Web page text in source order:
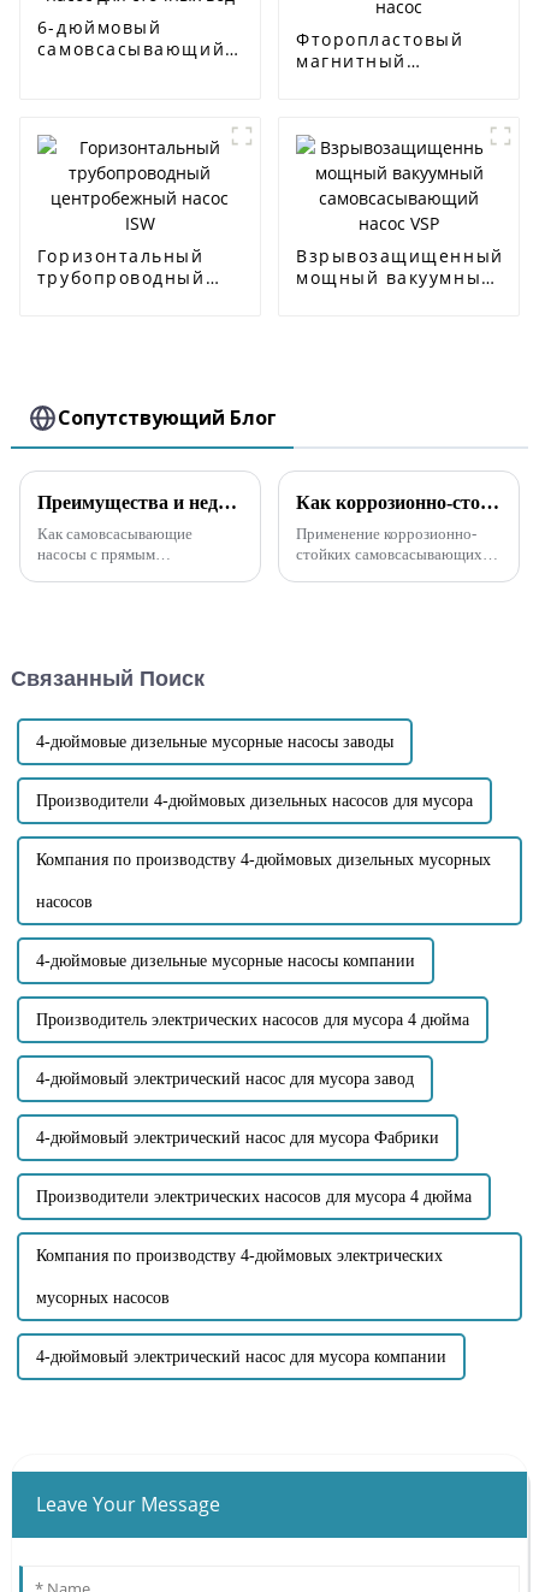
6-дюймовый
самовсасывающий
Фторопластовый
магнитный
Горизонтальный
трубопроводный
Взрывозащищенный
мощный вакуумный
Сопутствующий Блог
Преимущества и недостатки самовсасывающих насосов прямого и раздельного типа
Как самовсасывающие
насосы с прямым
самовсасывающего насоса с
включают: Компактная
конструкция...
Как коррозионно-стойкий самовсасывающий насос применяется для пестицидов?
Применение коррозионно-
стойких самовсасывающих
Связанный Поиск
4-дюймовые дизельные мусорные насосы заводы
Производители 4-дюймовых дизельных насосов для мусора
Компания по производству 4-дюймовых дизельных мусорных
насосов
4-дюймовые дизельные мусорные насосы компании
Производитель электрических насосов для мусора 4 дюйма
4-дюймовый электрический насос для мусора завод
4-дюймовый электрический насос для мусора Фабрики
Производители электрических насосов для мусора 4 дюйма
Компания по производству 4-дюймовых электрических
мусорных насосов
4-дюймовый электрический насос для мусора компании
Leave Your Message